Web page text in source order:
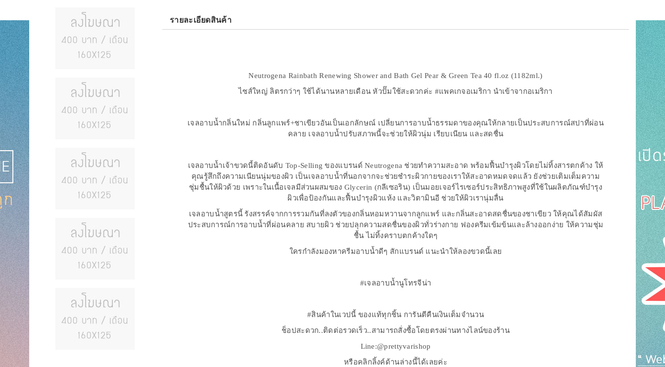
รายละเอียดสินค้า
Neutrogena Rainbath Renewing Shower and Bath Gel Pear & Green Tea 40 fl.oz (1182ml.)
ไซส์ใหญ่ ลิตรกว่าๆ ใช้ได้นานหลายเดือน หัวปั๊มใช้สะดวกค่ะ #แพคเกจอเมริกา นำเข้าจากอเมริกา
เจลอาบน้ำกลิ่นใหม่ กลิ่นลูกแพร์+ชาเขียวอันเป็นเอกลักษณ์ เปลี่ยนการอาบน้ำธรรมดาของคุณให้กลายเป็นประสบการณ์สปาที่ผ่อน
คลาย เจลอาบน้ำปรับสภาพนี้จะช่วยให้ผิวนุ่ม เรียบเนียน และสดชื่น
เจลอาบน้ำเจ้าขวดนี้ติดอันดับ Top-Selling ของแบรนด์ Neutrogena ช่วยทำความสะอาด พร้อมฟื้นบำรุงผิวโดยไม่ทิ้งสารตกค้าง ให้
คุณรู้สึกถึงความเนียนนุ่มของผิว เป็นเจลอาบน้ำที่นอกจากจะช่วยชำระผิวกายของเราให้สะอาดหมดจดแล้ว ยังช่วยเติมเต็มความ
ชุ่มชื้นให้ผิวด้วย เพราะในเนื้อเจลมีส่วนผสมของ Glycerin (กลีเซอริน) เป็นมอยเจอร์ไรเซอร์ประสิทธิภาพสูงที่ใช้ในผลิตภัณฑ์บำรุง
ผิวเพื่อป้องกันและฟื้นบำรุงผิวแห้ง และวิตามินอี ช่วยให้ผิวเรานุ่มลื่น
เจลอาบน้ำสูตรนี้ รังสรรค์จากการรวมกันที่ลงตัวของกลิ่นหอมหวานจากลูกแพร์ และกลิ่นสะอาดสดชื่นของชาเขียว ให้คุณได้สัมผัส
ประสบการณ์การอาบน้ำที่ผ่อนคลาย สบายผิว ช่วยปลุกความสดชื่นของผิวทั่วร่างกาย ฟองครีมเข้มข้นและล้างออกง่าย ให้ความชุ่ม
ชื้น ไม่ทิ้งคราบตกค้างใดๆ
ใครกำลังมองหาครีมอาบน้ำดีๆ สักแบรนด์ แนะนำให้ลองขวดนี้เลย
#เจลอาบน้ำนูโทรจีน่า
#สินค้าในเวปนี้ ของแท้ทุกชิ้น การันตีคืนเงินเต็มจำนวน
ช็อปสะดวก..ติดต่อรวดเร็ว..สามารถสั่งซื้อโดยตรงผ่านทางไลน์ของร้าน
Line:@prettyvarishop
หรือคลิกลิ้งค์ด้านล่างนี้ได้เลยค่ะ